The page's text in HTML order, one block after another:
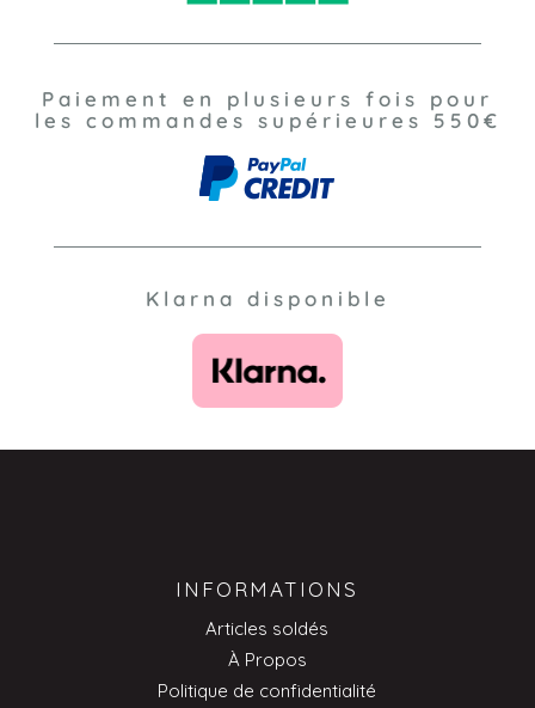
Paiement en plusieurs fois pour
les commandes supérieures 550€
Klarna disponible
INFORMATIONS
Articles soldés
À Propos
Politique de confidentialité